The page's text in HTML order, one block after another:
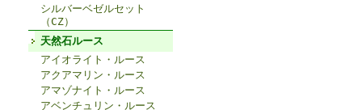
シルバーベゼルセット
（CZ）
天然石ルース
アイオライト・ルース
アクアマリン・ルース
アマゾナイト・ルース
アベンチュリン・ルース